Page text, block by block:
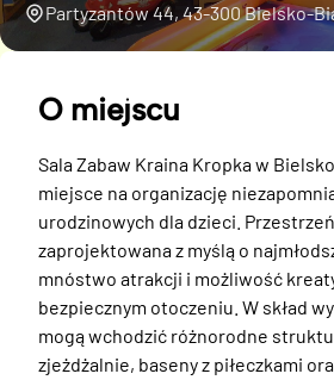
Partyzantów 44, 43-300 Bielsko-
O miejscu
Sala Zabaw Kraina Kropka w
miejsce na organizację
urodzinowych dla dzieci.
zaprojektowana z myślą o
mnóstwo atrakcji i możliwość
bezpiecznym otoczeniu. W skład
mogą wchodzić różnorodne
zjeżdżalnie, baseny z piłeczkami